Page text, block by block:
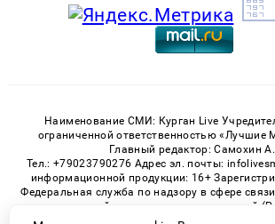
Наименование СМИ: Курган Live
ограниченной ответственностью «Лучшие
Главный редактор: Самохин
Тел.: +79023790276 Адрес эл. почты:
информационной продукции: 16+
Федеральная служба по надзору в сфере
технологий и массовых коммуникаций
Регистрационный номер СМИ ЭЛ № ФС 77 -